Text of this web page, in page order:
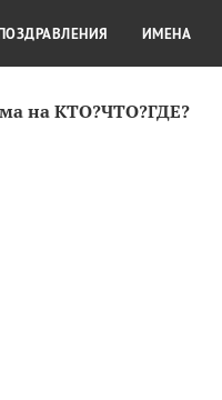
на КТО?ЧТО?ГДЕ?
КРАСОТА ИМЕНА